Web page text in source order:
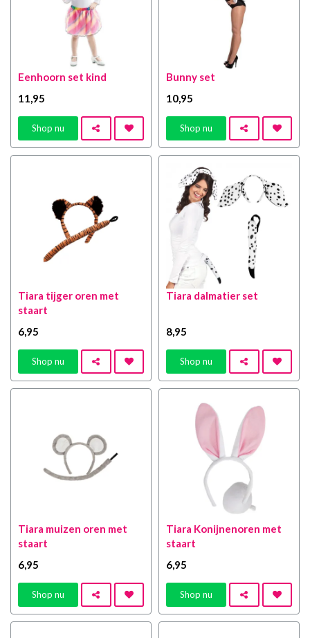
Eenhoorn set kind
11,95
Shop nu
Bunny set
10,95
Shop nu
Tiara tijger oren met
staart
6,95
Shop nu
Tiara dalmatier set
8,95
Shop nu
Tiara muizen oren met
staart
6,95
Shop nu
Tiara Konijnenoren met
staart
6,95
Shop nu